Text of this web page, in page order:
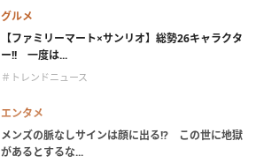
グルメ
【ファミリーマート×サンリオ】総勢26キャラクタ
ー!! 一度は...
＃トレンドニュース
エンタメ
メンズの脈なしサインは顔に出る!? この世に地獄
があるとするな...